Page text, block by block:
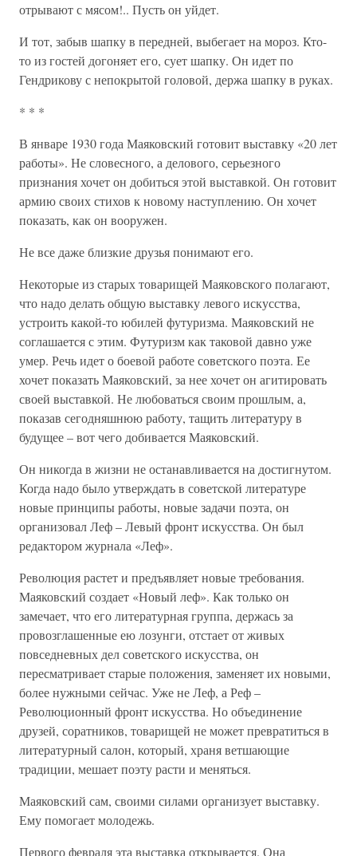
отрывают с мясом!.. Пусть он уйдет.
И тот, забыв шапку в передней, выбегает на мороз. Кто-
то из гостей догоняет его, сует шапку. Он идет по
Гендрикову с непокрытой головой, держа шапку в руках.
* * *
В январе 1930 года Маяковский готовит выставку «20 лет
работы». Не словесного, а делового, серьезного
признания хочет он добиться этой выставкой. Он готовит
армию своих стихов к новому наступлению. Он хочет
показать, как он вооружен.
Не все даже близкие друзья понимают его.
Некоторые из старых товарищей Маяковского полагают,
что надо делать общую выставку левого искусства,
устроить какой-то юбилей футуризма. Маяковский не
соглашается с этим. Футуризм как таковой давно уже
умер. Речь идет о боевой работе советского поэта. Ее
хочет показать Маяковский, за нее хочет он агитировать
своей выставкой. Не любоваться своим прошлым, а,
показав сегодняшнюю работу, тащить литературу в
будущее – вот чего добивается Маяковский.
Он никогда в жизни не останавливается на достигнутом.
Когда надо было утверждать в советской литературе
новые принципы работы, новые задачи поэта, он
организовал Леф – Левый фронт искусства. Он был
редактором журнала «Леф».
Революция растет и предъявляет новые требования.
Маяковский создает «Новый леф». Как только он
замечает, что его литературная группа, держась за
провозглашенные ею лозунги, отстает от живых
повседневных дел советского искусства, он
пересматривает старые положения, заменяет их новыми,
более нужными сейчас. Уже не Леф, а Реф –
Революционный фронт искусства. Но объединение
друзей, соратников, товарищей не может превратиться в
литературный салон, который, храня ветшающие
традиции, мешает поэту расти и меняться.
Маяковский сам, своими силами организует выставку.
Ему помогает молодежь.
Первого февраля эта выставка открывается. Она